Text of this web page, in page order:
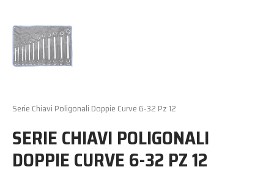
Serie Chiavi Poligonali Doppie Curve 6-32 Pz 12
SERIE CHIAVI POLIGONALI
DOPPIE CURVE 6-32 PZ 12